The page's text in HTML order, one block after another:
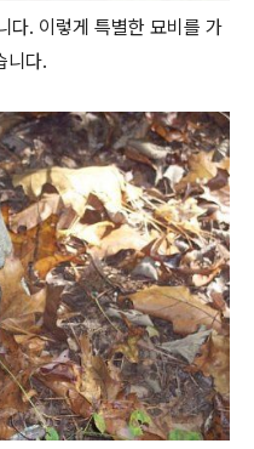
다. 이렇게 특별한 묘비를 가
니다.